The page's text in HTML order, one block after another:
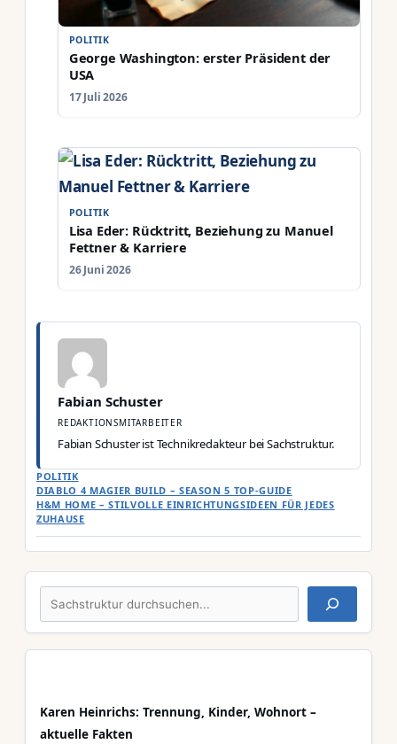
POLITIK
George Washington: erster Präsident der
USA
17 Juli 2026
POLITIK
Lisa Eder: Rücktritt, Beziehung zu Manuel
Fettner & Karriere
26 Juni 2026
Fabian Schuster
REDAKTIONSMITARBEITER
Fabian Schuster ist Technikredakteur bei Sachstruktur.
KATEGORIEN
POLITIK
DIABLO 4 MAGIER BUILD – SEASON 5 TOP-GUIDE
H&M HOME – STILVOLLE EINRICHTUNGSIDEEN FÜR JEDES
ZUHAUSE
Suchen
Karen Heinrichs: Trennung, Kinder, Wohnort –
aktuelle Fakten